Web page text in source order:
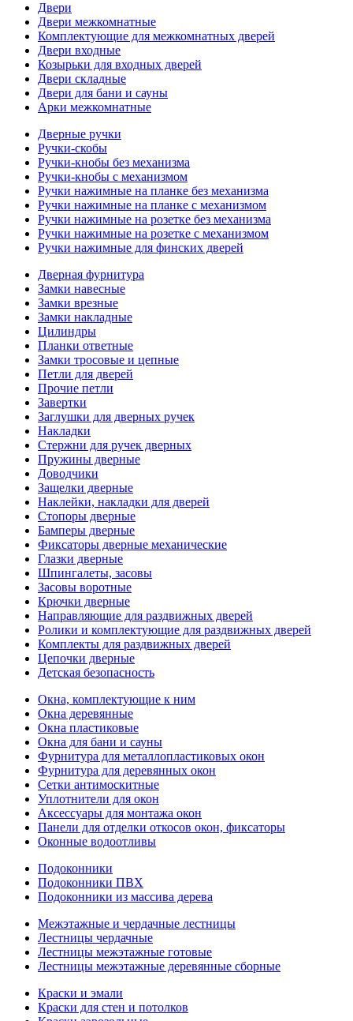
Двери
Двери межкомнатные
Комплектующие для межкомнатных дверей
Двери входные
Козырьки для входных дверей
Двери складные
Двери для бани и сауны
Арки межкомнатные
Дверные ручки
Ручки-скобы
Ручки-кнобы без механизма
Ручки-кнобы с механизмом
Ручки нажимные на планке без механизма
Ручки нажимные на планке с механизмом
Ручки нажимные на розетке без механизма
Ручки нажимные на розетке с механизмом
Ручки нажимные для финских дверей
Дверная фурнитура
Замки навесные
Замки врезные
Замки накладные
Цилиндры
Планки ответные
Замки тросовые и цепные
Петли для дверей
Прочие петли
Завертки
Заглушки для дверных ручек
Накладки
Стержни для ручек дверных
Пружины дверные
Доводчики
Защелки дверные
Наклейки, накладки для дверей
Стопоры дверные
Бамперы дверные
Фиксаторы дверные механические
Глазки дверные
Шпингалеты, засовы
Засовы воротные
Крючки дверные
Направляющие для раздвижных дверей
Ролики и комплектующие для раздвижных дверей
Комплекты для раздвижных дверей
Цепочки дверные
Детская безопасность
Окна, комплектующие к ним
Окна деревянные
Окна пластиковые
Окна для бани и сауны
Фурнитура для металлопластиковых окон
Фурнитура для деревянных окон
Сетки антимоскитные
Уплотнители для окон
Аксессуары для монтажа окон
Панели для отделки откосов окон, фиксаторы
Оконные водоотливы
Подоконники
Подоконники ПВХ
Подоконники из массива дерева
Межэтажные и чердачные лестницы
Лестницы чердачные
Лестницы межэтажные готовые
Лестницы межэтажные деревянные сборные
Краски и эмали
Краски для стен и потолков